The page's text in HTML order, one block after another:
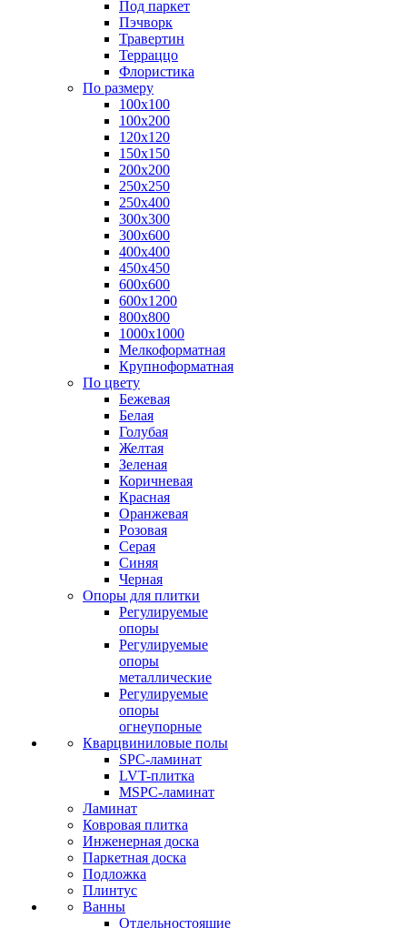
Под паркет
Пэчворк
Травертин
Терраццо
Флористика
По размеру
100х100
100х200
120х120
150х150
200х200
250х250
250х400
300х300
300х600
400х400
450х450
600х600
600х1200
800х800
1000х1000
Мелкоформатная
Крупноформатная
По цвету
Бежевая
Белая
Голубая
Желтая
Зеленая
Коричневая
Красная
Оранжевая
Розовая
Серая
Синяя
Черная
Опоры для плитки
Регулируемые
опоры
Регулируемые
опоры
металлические
Регулируемые
опоры
огнеупорные
Кварцвиниловые полы
SPC-ламинат
LVT-плитка
MSPC-ламинат
Ламинат
Ковровая плитка
Инженерная доска
Паркетная доска
Подложка
Плинтус
Ванны
Отдельностоящие